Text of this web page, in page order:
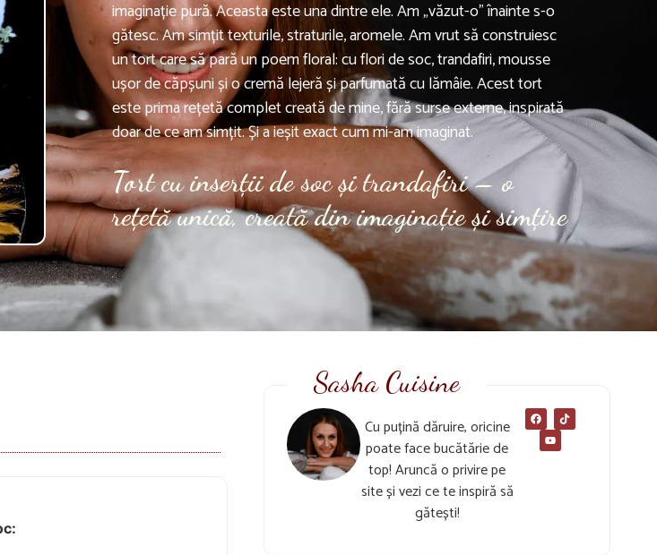
imaginație pură. Aceasta este una dintre ele. Am „văzut-o” înainte s-o
gătesc. Am simțit texturile, straturile, aromele. Am vrut să construiesc
un tort care să pară un poem floral: cu flori de soc, trandafiri, mousse
ușor de căpșuni și o cremă lejeră și parfumată cu lămâie. Acest tort
este prima rețetă complet creată de mine, fără surse externe, inspirată
doar de ce am simțit. Și a ieșit exact cum mi-am imaginat.
Tort cu inserții de soc și trandafiri – o
rețetă unică, creată din imaginație și simțire
Sasha Cuisine
Cu puțină dăruire, oricine
poate face bucătărie de
top! Aruncă o privire pe
site și vezi ce te inspiră să
gătești!